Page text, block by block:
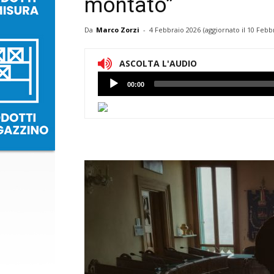
montato”
Da Marco Zorzi - 4 Febbraio 2026 (aggiornato il 10
ASCOLTA L'AUDIO
Lettore
Audio
00:00